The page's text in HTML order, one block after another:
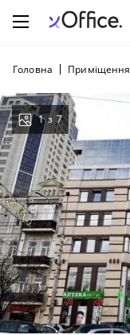
Головна Приміщення
1 з 7